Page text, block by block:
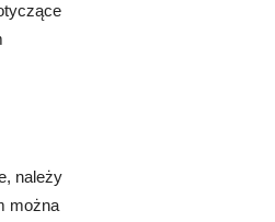
należy
można